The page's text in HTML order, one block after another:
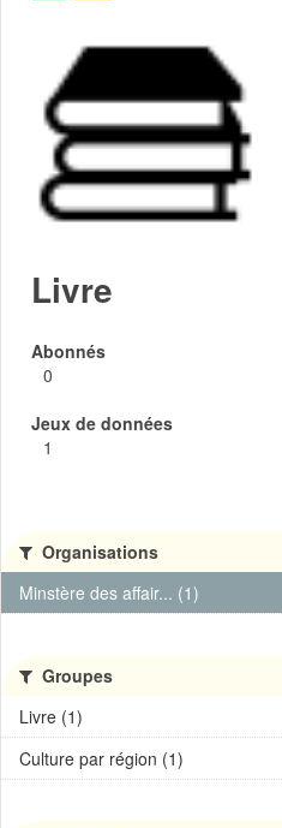
Livre
Abonnés
0
Jeux de données
1
Organisations
Minstère des affair... (1)
Groupes
Livre (1)
Culture par région (1)